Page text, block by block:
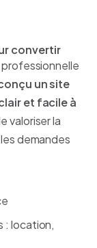
convertir
un site
et facile à
valoriser la
demandes
: location,